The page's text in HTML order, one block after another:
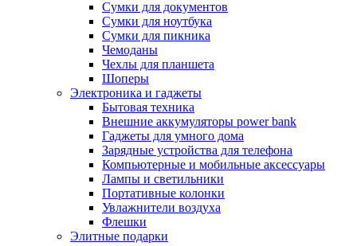
Сумки для документов
Сумки для ноутбука
Сумки для пикника
Чемоданы
Чехлы для планшета
Шоперы
Электроника и гаджеты
Бытовая техника
Внешние аккумуляторы power bank
Гаджеты для умного дома
Зарядные устройства для телефона
Компьютерные и мобильные аксессуары
Лампы и светильники
Портативные колонки
Увлажнители воздуха
Флешки
Элитные подарки